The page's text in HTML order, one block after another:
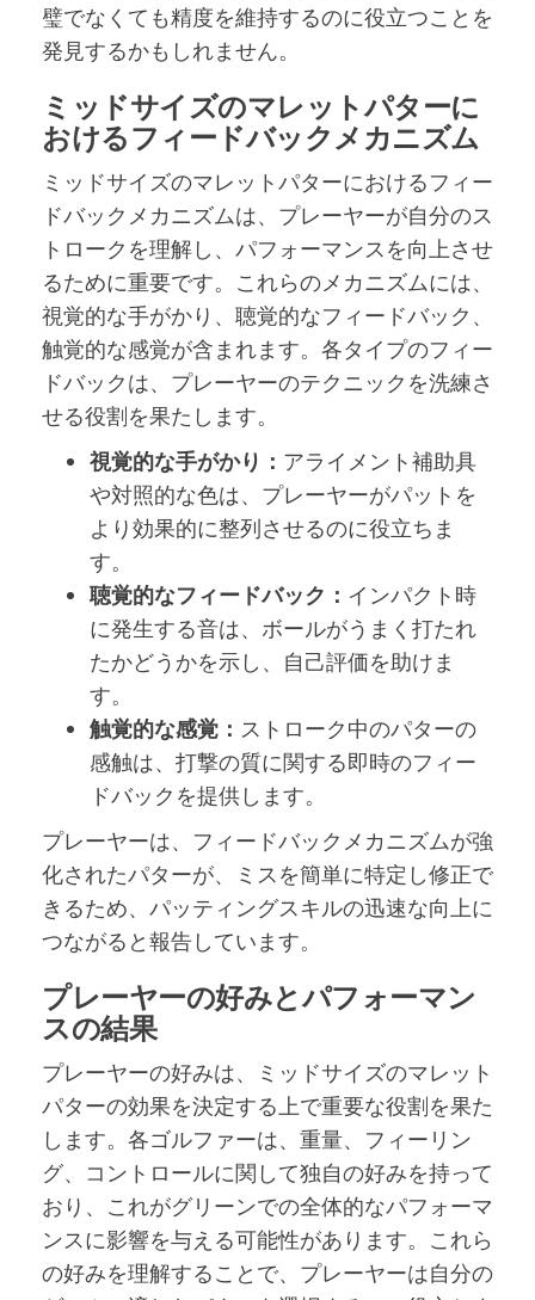
璧でなくても精度を維持するのに役立つことを
発見するかもしれません。
ミッドサイズのマレットパターに
おけるフィードバックメカニズム
ミッドサイズのマレットパターにおけるフィー
ドバックメカニズムは、プレーヤーが自分のス
トロークを理解し、パフォーマンスを向上させ
るために重要です。これらのメカニズムには、
視覚的な手がかり、聴覚的なフィードバック、
触覚的な感覚が含まれます。各タイプのフィー
ドバックは、プレーヤーのテクニックを洗練さ
せる役割を果たします。
視覚的な手がかり： アライメント補助具
や対照的な色は、プレーヤーがパットを
より効果的に整列させるのに役立ちま
す。
聴覚的なフィードバック： インパクト時
に発生する音は、ボールがうまく打たれ
たかどうかを示し、自己評価を助けま
す。
触覚的な感覚： ストローク中のパターの
感触は、打撃の質に関する即時のフィー
ドバックを提供します。
プレーヤーは、フィードバックメカニズムが強
化されたパターが、ミスを簡単に特定し修正で
きるため、パッティングスキルの迅速な向上に
つながると報告しています。
プレーヤーの好みとパフォーマン
スの結果
プレーヤーの好みは、ミッドサイズのマレット
パターの効果を決定する上で重要な役割を果た
します。各ゴルファーは、重量、フィーリン
グ、コントロールに関して独自の好みを持って
おり、これがグリーンでの全体的なパフォーマ
ンスに影響を与える可能性があります。これら
の好みを理解することで、プレーヤーは自分の